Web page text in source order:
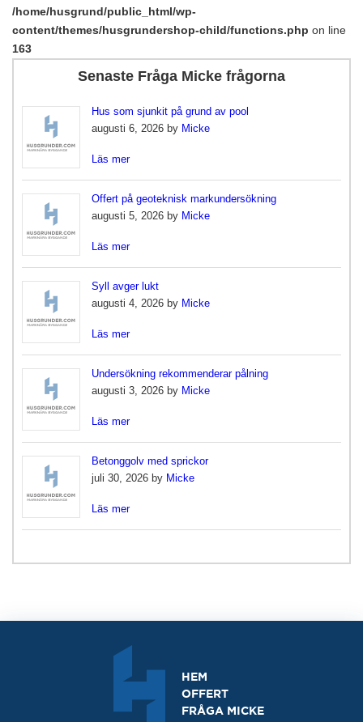
/home/husgrund/public_html/wp-
content/themes/husgrundershop-child/functions.php on line
163
Senaste Fråga Micke frågorna
Hus som sjunkit på grund av pool
augusti 6, 2026 by Micke
Läs mer
Offert på geoteknisk markundersökning
augusti 5, 2026 by Micke
Läs mer
Syll avger lukt
augusti 4, 2026 by Micke
Läs mer
Undersökning rekommenderar pålning
augusti 3, 2026 by Micke
Läs mer
Betonggolv med sprickor
juli 30, 2026 by Micke
Läs mer
HEM
OFFERT
FRÅGA MICKE